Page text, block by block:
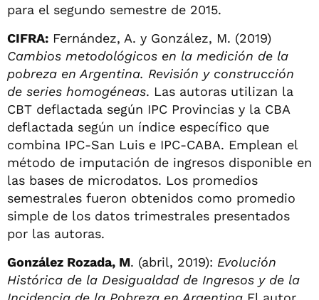
para el segundo semestre de 2015.
CIFRA: Fernández, A. y González, M. (2019)
Cambios metodológicos en la medición de la
pobreza en Argentina. Revisión y construcción
de series homogéneas. Las autoras utilizan la
CBT deflactada según IPC Provincias y la CBA
deflactada según un índice específico que
combina IPC-San Luis e IPC-CABA. Emplean el
método de imputación de ingresos disponible en
las bases de microdatos. Los promedios
semestrales fueron obtenidos como promedio
simple de los datos trimestrales presentados
por las autoras.
González Rozada, M. (abril, 2019): Evolución
Histórica de la Desigualdad de Ingresos y de la